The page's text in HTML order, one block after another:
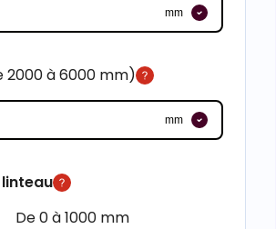
mm
2000 à 6000 mm)
mm
De 0 à 1000 mm